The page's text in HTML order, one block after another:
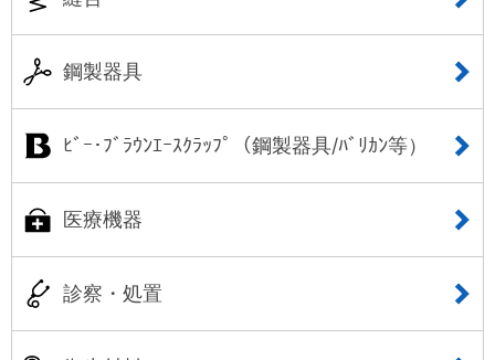
鋼製器具
ﾋﾞｰ･ﾌﾞﾗｳﾝｴｰｽｸﾗｯﾌﾟ（鋼製器具/ﾊﾞﾘｶﾝ等）
医療機器
診察・処置